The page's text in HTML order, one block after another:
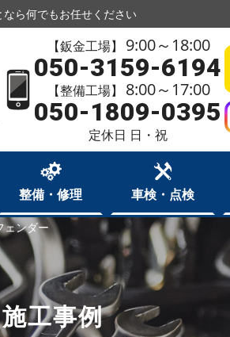
ら何でもお任せください
【鈑金工場】 9:00～18:00
050-3159-6194
【整備工場】 8:00～17:00
050-1809-0395
定休日 日・祝
整備・修理 車検・点検
ンダー
施工事例